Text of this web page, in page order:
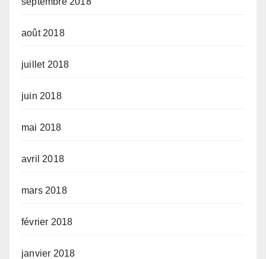
août 2018
juillet 2018
juin 2018
mai 2018
avril 2018
mars 2018
février 2018
janvier 2018